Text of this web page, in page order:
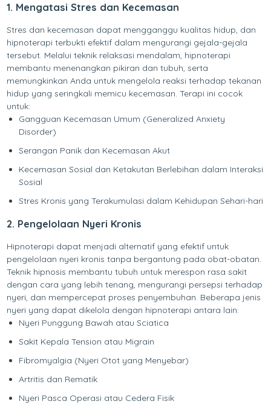
1. Mengatasi Stres dan Kecemasan
Stres dan kecemasan dapat mengganggu kualitas hidup, dan
hipnoterapi terbukti efektif dalam mengurangi gejala-gejala
tersebut. Melalui teknik relaksasi mendalam, hipnoterapi
membantu menenangkan pikiran dan tubuh, serta
memungkinkan Anda untuk mengelola reaksi terhadap tekanan
hidup yang seringkali memicu kecemasan. Terapi ini cocok
untuk:
Gangguan Kecemasan Umum (Generalized Anxiety
Disorder)
Serangan Panik dan Kecemasan Akut
Kecemasan Sosial dan Ketakutan Berlebihan dalam Interaksi
Sosial
Stres Kronis yang Terakumulasi dalam Kehidupan Sehari-hari
2. Pengelolaan Nyeri Kronis
Hipnoterapi dapat menjadi alternatif yang efektif untuk
pengelolaan nyeri kronis tanpa bergantung pada obat-obatan.
Teknik hipnosis membantu tubuh untuk merespon rasa sakit
dengan cara yang lebih tenang, mengurangi persepsi terhadap
nyeri, dan mempercepat proses penyembuhan. Beberapa jenis
nyeri yang dapat dikelola dengan hipnoterapi antara lain:
Nyeri Punggung Bawah atau Sciatica
Sakit Kepala Tension atau Migrain
Fibromyalgia (Nyeri Otot yang Menyebar)
Artritis dan Rematik
Nyeri Pasca Operasi atau Cedera Fisik